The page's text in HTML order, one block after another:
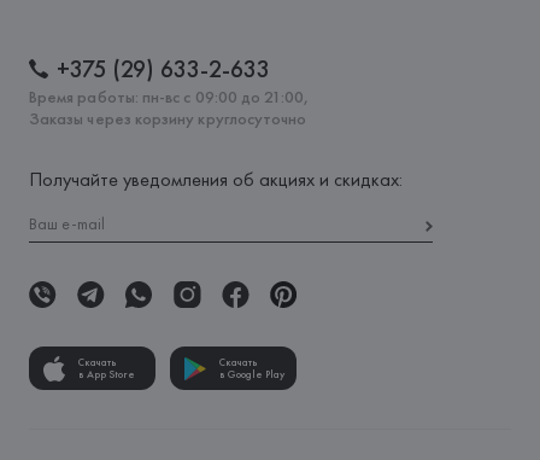
+375 (29) 633-2-633
Время работы: пн-вс с 09:00 до 21:00,
Заказы через корзину круглосуточно
Получайте уведомления об акциях и скидках:
Скачать
в App Store
Скачать
в Google Play